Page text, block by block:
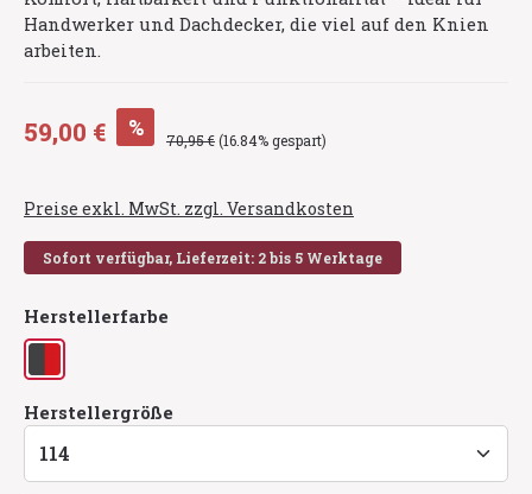
Handwerker und Dachdecker, die viel auf den Knien
arbeiten.
Verkaufspreis:
59,00 € % Regulärer Preis:
70,95 €(16.84% gespart)
Preise exkl. MwSt. zzgl. Versandkosten
Sofort verfügbar, Lieferzeit: 2 bis 5 Werktage
Herstellerfarbe
anthrazit/rot
Herstellergröße